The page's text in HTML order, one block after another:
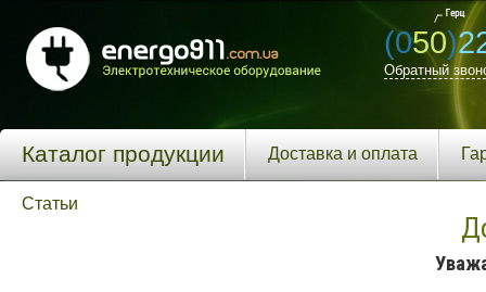
(050)
Обратный
Каталог продукции Доставка и оплата
Статьи